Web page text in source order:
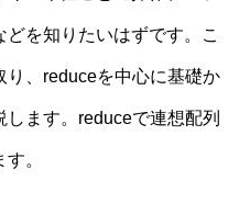
を知りたいはずです。こ
、reduceを中心に基礎か
ます。reduceで連想配列
。